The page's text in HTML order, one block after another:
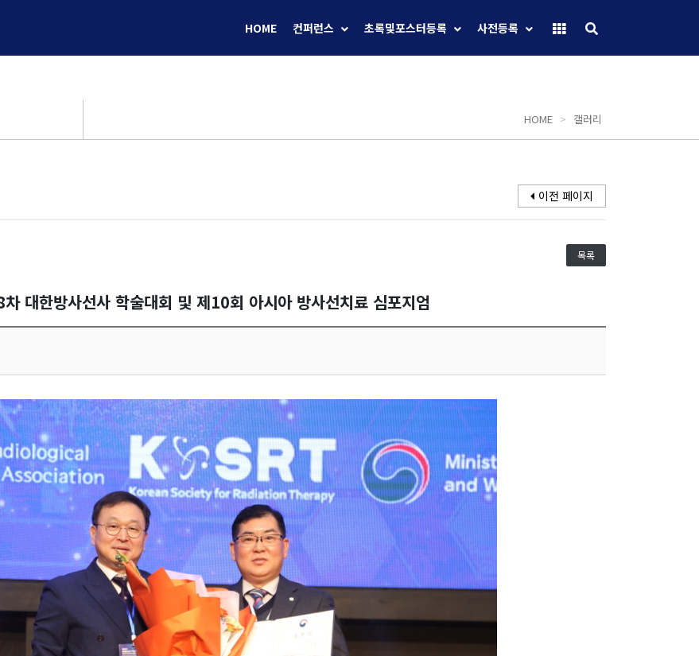
HOME 컨퍼런스 초록및포스터등록 사전등록
HOME > 갤러리
이전 페이지
목록
대한방사선사 학술대회 및 제10회 아시아 방사선치료 심포지엄